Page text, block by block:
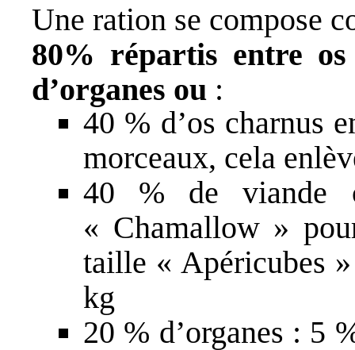
Une ration se compose
80% répartis entre
d’organes ou :
40 % d’os charnus
morceaux, cela
40 % de viande
« Chamallow »
taille « Apéricubes
kg
20 % d’organes : 5